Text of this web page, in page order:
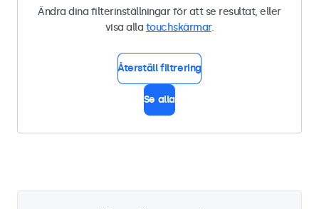
Ändra dina filterinställningar för att se resultat, eller
visa alla touchskärmar.
Återställ filtrering
Se alla